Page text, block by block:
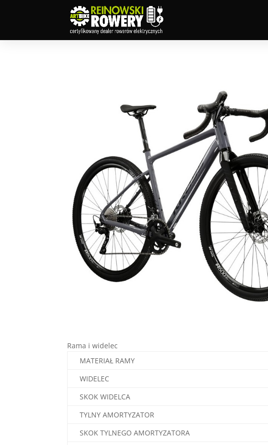
Rama i widelec
MATERIAŁ RAMY
WIDELEC
SKOK WIDELCA
TYLNY AMORTYZATOR
SKOK TYLNEGO AMORTYZATORA